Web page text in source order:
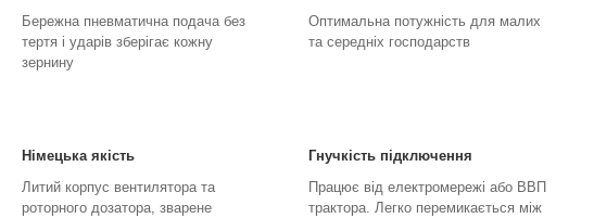
Бережна пневматична подача без
тертя і ударів зберігає кожну
зернину
Оптимальна потужність для малих
та середніх господарств
Німецька якість
Литий корпус вентилятора та
роторного дозатора, зварене
Гнучкість підключення
Працює від електромережі або ВВП
трактора. Легко перемикається між